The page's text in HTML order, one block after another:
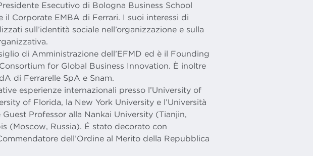
Esecutivo di Bologna Business School
il Corporate EMBA di Ferrari. I suoi interessi di
sull’identità sociale nell’organizzazione e sulla
di Amministrazione dell’EFMD ed è il Founding
for Global Business Innovation. È inoltre
di Ferrarelle SpA e Snam.
esperienze internazionali presso l’University of
of Florida, la New York University e l’Università
Professor alla Nankai University (Tianjin,
(Moscow, Russia). É stato decorato con
dell’Ordine al Merito della Repubblica